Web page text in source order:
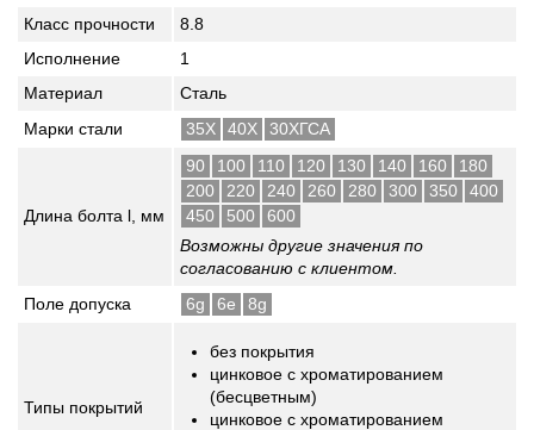
Класс прочности
8.8
Исполнение
1
Материал
Сталь
Марки стали
35Х 40Х 30ХГСА
Длина болта l, мм
90 100 110 120 130 140 160
180
200
220 240 260 280 300 350
400
450
500
600
Возможны другие значения по
согласованию с клиентом.
Поле допуска
6g 6e 8g
Типы покрытий
без покрытия
цинковое с хроматированием
(бесцветным)
цинковое с хроматированием